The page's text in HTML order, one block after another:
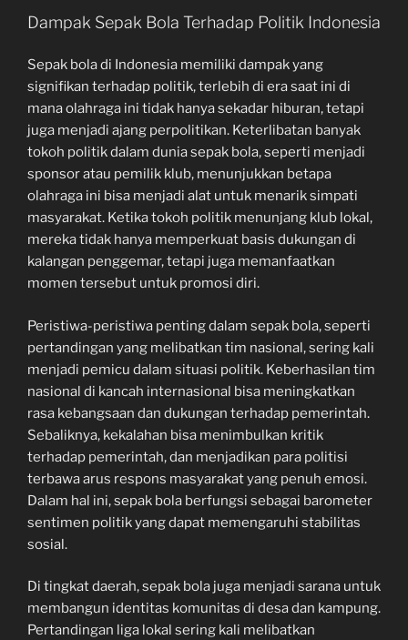
Dampak Sepak Bola Terhadap Politik Indonesia
Sepak bola di Indonesia memiliki dampak yang
signifikan terhadap politik, terlebih di era saat ini di
mana olahraga ini tidak hanya sekadar hiburan, tetapi
juga menjadi ajang perpolitikan. Keterlibatan banyak
tokoh politik dalam dunia sepak bola, seperti menjadi
sponsor atau pemilik klub, menunjukkan betapa
olahraga ini bisa menjadi alat untuk menarik simpati
masyarakat. Ketika tokoh politik menunjang klub lokal,
mereka tidak hanya memperkuat basis dukungan di
kalangan penggemar, tetapi juga memanfaatkan
momen tersebut untuk promosi diri.
Peristiwa-peristiwa penting dalam sepak bola, seperti
pertandingan yang melibatkan tim nasional, sering kali
menjadi pemicu dalam situasi politik. Keberhasilan tim
nasional di kancah internasional bisa meningkatkan
rasa kebangsaan dan dukungan terhadap pemerintah.
Sebaliknya, kekalahan bisa menimbulkan kritik
terhadap pemerintah, dan menjadikan para politisi
terbawa arus respons masyarakat yang penuh emosi.
Dalam hal ini, sepak bola berfungsi sebagai barometer
sentimen politik yang dapat memengaruhi stabilitas
sosial.
Di tingkat daerah, sepak bola juga menjadi sarana untuk
membangun identitas komunitas di desa dan kampung.
Pertandingan liga lokal sering kali melibatkan